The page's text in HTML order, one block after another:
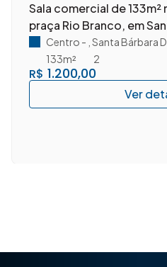
Sala comercial de
praça Rio Branco, em
D'Oeste/SP.
R$ 1.200,00
Centro Santa Bárbara
2
133m²